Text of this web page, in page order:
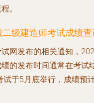
。
级建造师考试成绩查
网发布的相关通知，
的发布时间通常在考试
试于5月底举行，成绩预